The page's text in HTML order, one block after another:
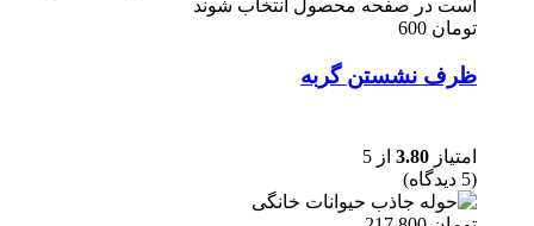
است در صفحه محصول انتخاب شوند
تومان
ظرف نشستن گربه
امتیاز 3.80 از 5
(5 دیدگاه)